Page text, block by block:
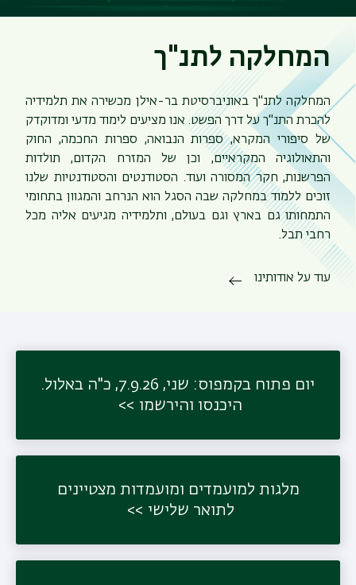
המחלקה לתנ"ך
המחלקה לתנ"ך באוניברסיטת בר-אילן מכשירה את תלמידיה
להכרת התנ"ך על דרך הפשט. אנו מציעים לימוד מדעי ומדוקדק
של סיפורי המקרא, ספרות הנבואה, ספרות החכמה, החוק
והתאולוגיה המקראיים, וכן של המזרח הקדום, תולדות
הפרשנות, חקר המסורה ועוד. הסטודנטים והסטודנטיות שלנו
זוכים ללמוד במחלקה שבה הסגל הוא הנרחב והמגוון בתחומי
התמחותו גם בארץ וגם בעולם, ותלמידיה מגיעים אליה מכל
רחבי תבל.
עוד על אודותינו
יום פתוח בקמפוס: שני, 7.9.26, כ"ה באלול.
היכנסו והירשמו
מלגות למועמדים ומועמדות מצטיינים
לתואר שלישי